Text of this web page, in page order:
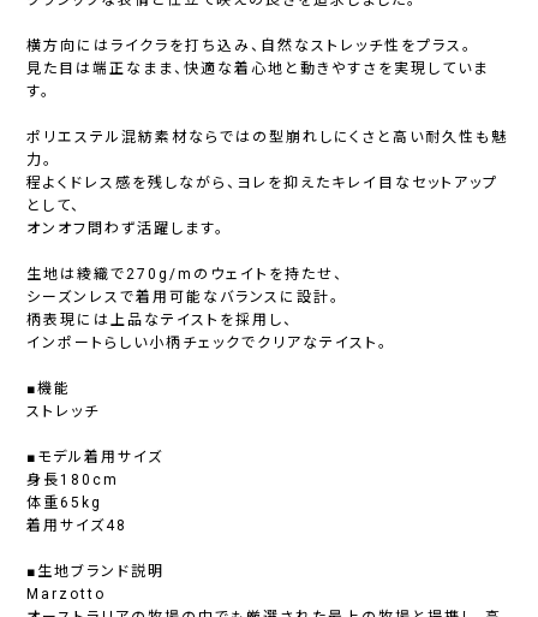
横方向にはライクラを打ち込み、自然なストレッチ性をプラス。
見た目は端正なまま、快適な着心地と動きやすさを実現していま
す。
ポリエステル混紡素材ならではの型崩れしにくさと高い耐久性も魅
力。
程よくドレス感を残しながら、ヨレを抑えたキレイ目なセットアップ
として、
オンオフ問わず活躍します。
生地は綾織で270g/mのウェイトを持たせ、
シーズンレスで着用可能なバランスに設計。
柄表現には上品なテイストを採用し、
インポートらしい小柄チェックでクリアなテイスト。
■機能
ストレッチ
■モデル着用サイズ
身長180cm
体重65kg
着用サイズ48
■生地ブランド説明
Marzotto